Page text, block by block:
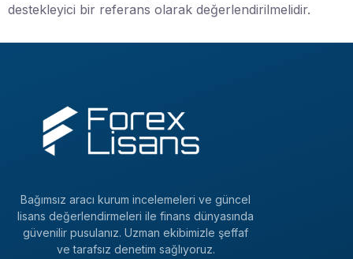
destekleyici bir referans olarak değerlendirilmelidir.
Bağımsız aracı kurum incelemeleri ve güncel
lisans değerlendirmeleri ile finans dünyasında
güvenilir pusulanız. Uzman ekibimizle şeffaf
ve tarafsız denetim sağlıyoruz.